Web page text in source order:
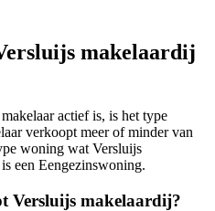
makelaardij
actief is, is het type
verkoopt meer of minder van
woning wat Versluijs
een Eengezinswoning.
Versluijs makelaardij?